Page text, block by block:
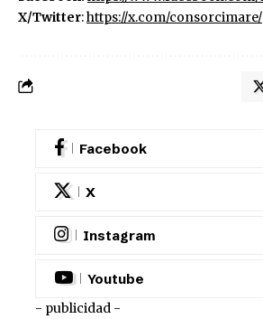
X/Twitter:https://x.com/consorcimare/
Facebook
X
Instagram
Youtube
- publicidad -